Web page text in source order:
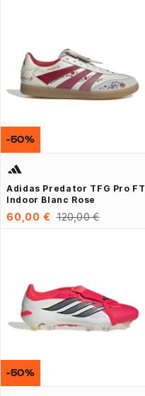
Adidas Predator TFG Pro FT
Indoor Blanc Rose
60,00 € 120,00 €
-50%
-50%